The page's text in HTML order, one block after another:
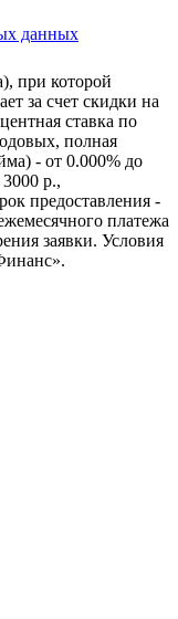
данных
при которой
за счет скидки на
ставка по
полная
- от 0.000% до
р.,
предоставления -
платежа
заявки. Условия